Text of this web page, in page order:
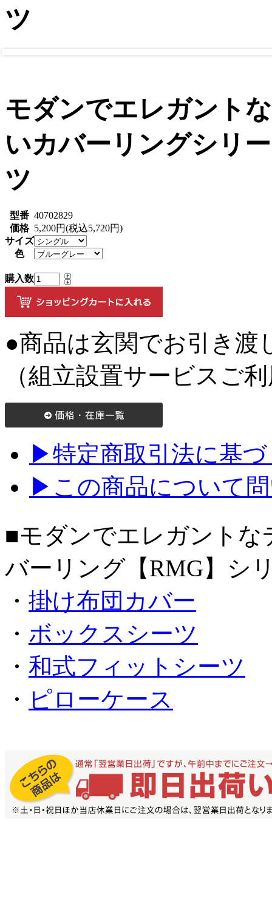
ツ
モダンでエレガント
いカバーリングシリ
ツ
型番 40702829
価格 5,200円(税込5,720円)
サイズ
色
購入数
●商品は玄関でお引き渡
（組立設置サービスご
▶特定商取引法に基
▶この商品について
■モダンでエレガント
バーリング【RMG】シ
・ 掛け布団カバー
・ ボックスシーツ
・ 和式フィットシーツ
・ ピローケース